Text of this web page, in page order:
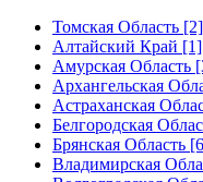
Томская Область [2]
Алтайский Край [1]
Амурская Область
Архангельская
Астраханская
Белгородская
Брянская Область
Владимирская